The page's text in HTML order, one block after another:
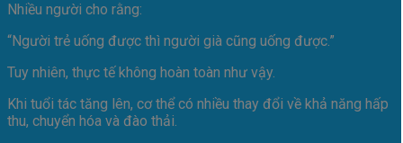
Nhiều người cho rằng:
“Người trẻ uống được thì người già cũng uống được.”
Tuy nhiên, thực tế không hoàn toàn như vậy.
Khi tuổi tác tăng lên, cơ thể có nhiều thay đổi về khả năng hấp
thu, chuyển hóa và đào thải.